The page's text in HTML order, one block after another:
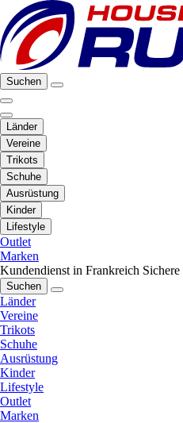
Suchen
Länder
Vereine
Trikots
Schuhe
Ausrüstung
Kinder
Lifestyle
Outlet
Marken
Kundendienst in Frankreich
Suchen
Länder
Vereine
Trikots
Schuhe
Ausrüstung
Kinder
Lifestyle
Outlet
Marken